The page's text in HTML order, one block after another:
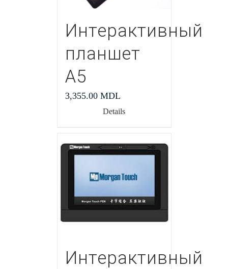
Интерактивный
планшет
А5
3,355.00 MDL
Details
Интерактивный